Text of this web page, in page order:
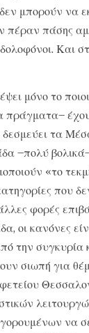
μπορούν να
πέραν πάσης
Και
μόνο το
πράγματα–
τα
–πολύ
«το
που
φορές
κανόνες
την συγκυρία
σιωπή για
να